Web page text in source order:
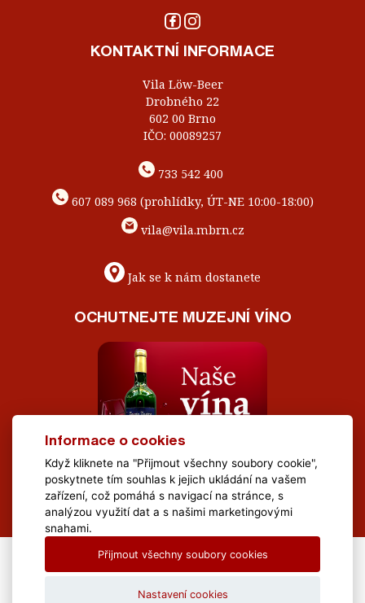
KONTAKTNÍ INFORMACE
Vila Löw-Beer
Drobného 22
602 00 Brno
IČO: 00089257
733 542 400
607 089 968 (prohlídky, ÚT-NE 10:00-18:00)
vila@vila.mbrn.cz
Jak se k nám dostanete
OCHUTNEJTE MUZEJNÍ VÍNO
All Rights Reserved Muzeum Brněnska © 2020, Webdesign by
Informace o cookies
Když kliknete na "Přijmout všechny soubory cookie",
poskytnete tím souhlas k jejich ukládání na vašem
zařízení, což pomáhá s navigací na stránce, s
analýzou využití dat a s našimi marketingovými
snahami.
Přijmout všechny soubory cookies
Nastavení cookies